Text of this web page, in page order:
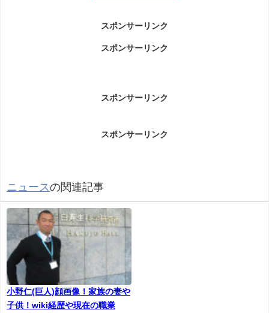
の疑いで新潟県上越市とよばに住む中学校教諭、吉
方で、知人の30代女性の衣類などに液体様のものを
かけて使用不能にさせた疑い。
先生が逮捕とは信じられません。
４３歳という事で中堅教師がこのような事件を起こして教
師としての自覚がないのでしょうか。
スポンサーリンク
スポンサーリンク
スポンサーリンク
スポンサーリンク
ニュースの関連記事
小野仁(巨人)顔画像！家族の妻や
子供！wiki経歴や現在の職業